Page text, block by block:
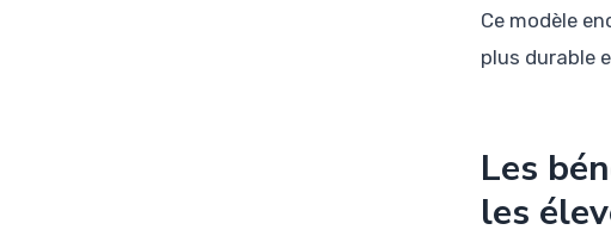
Ce modèle
plus durable
Les
les